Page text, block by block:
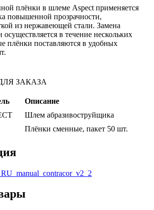
плёнки в шлеме Aspect применяется
повышенной прозрачности,
из нержавеющей стали. Замена
в течение нескольких
плёнки поставляются в удобных
ЗАКАЗА
Описание
Шлем абразивоструйщика
Плёнки сменные, пакет 50 шт.